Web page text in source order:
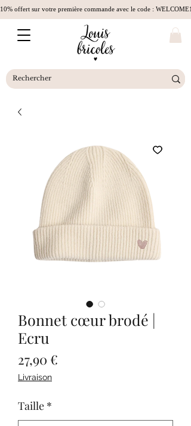
10% offert sur votre première commande avec le code :
Bonnet cœur brodé |
Ecru
27,90 €
Livraison
Taille *